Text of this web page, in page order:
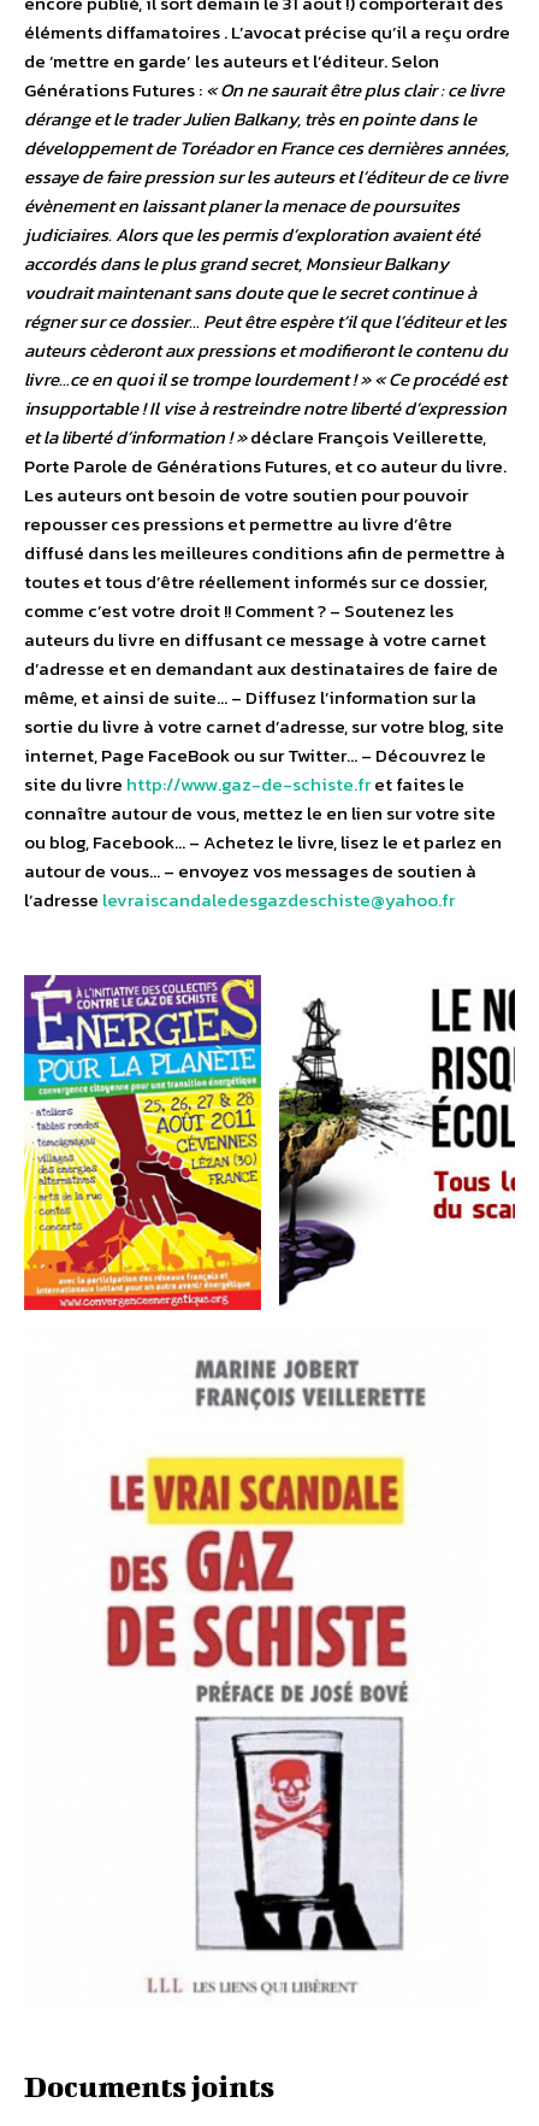
éléments diffamatoires . L’avocat précise qu’il a reçu ordre
de ‘mettre en garde’ les auteurs et l’éditeur. Selon
Générations Futures :« On ne saurait être plus clair : ce livre
dérange et le trader Julien Balkany, très en pointe dans le
développement de Toréador en France ces dernières années,
essaye de faire pression sur les auteurs et l’éditeur de ce livre
évènement en laissant planer la menace de poursuites
judiciaires. Alors que les permis d’exploration avaient été
accordés dans le plus grand secret, Monsieur Balkany
voudrait maintenant sans doute que le secret continue à
régner sur ce dossier… Peut être espère t’il que l’éditeur et les
auteurs cèderont aux pressions et modifieront le contenu du
livre…ce en quoi il se trompe lourdement ! »« Ce procédé est
insupportable ! Il vise à restreindre notre liberté d’expression
et la liberté d’information ! »déclare François Veillerette,
Porte Parole de Générations Futures, et co auteur du livre.
Les auteurs ont besoin de votre soutien pour pouvoir
repousser ces pressions et permettre au livre d’être
diffusé dans les meilleures conditions afin de permettre à
toutes et tous d’être réellement informés sur ce dossier,
comme c’est votre droit !! Comment ? – Soutenez les
auteurs du livre en diffusant ce message à votre carnet
d’adresse et en demandant aux destinataires de faire de
même, et ainsi de suite… – Diffusez l’information sur la
sortie du livre à votre carnet d’adresse, sur votre blog, site
internet, Page FaceBook ou sur Twitter… – Découvrez le
site du livre http://www.gaz-de-schiste.fret faites le
connaître autour de vous, mettez le en lien sur votre site
ou blog, Facebook… – Achetez le livre, lisez le et parlez en
autour de vous… – envoyez vos messages de soutien à
l’adresse levraiscandaledesgazdeschiste@yahoo.fr
Documents joints